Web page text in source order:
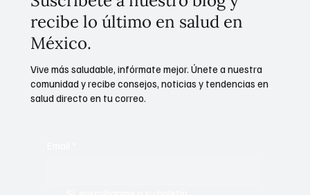
recibe lo último en salud en
México.
Vive más saludable, infórmate mejor. Únete a nuestra
comunidad y recibe consejos, noticias y tendencias en
salud directo en tu correo.